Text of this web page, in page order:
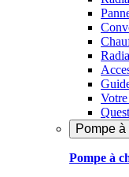
Pompe
Pompe à